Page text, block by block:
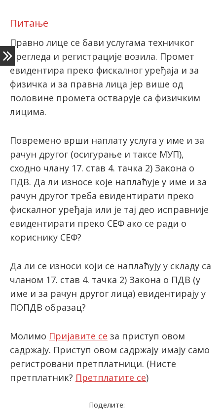
Питање
Правно лице се бави услугама техничког
прегледа и регистрације возила. Промет
евидентира преко фискалног уређаја и за
физичка и за правна лица јер више од
половине промета остварује са физичким
лицима.
Повремено врши наплату услуга у име и за
рачун другог (осигурање и таксе МУП),
сходно члану 17. став 4. тачка 2) Закона о
ПДВ. Да ли износе које наплаћује у име и за
рачун другог треба евидентирати преко
фискалног уређаја или је тај део исправније
евидентирати преко СЕФ ако се ради о
кориснику СЕФ?
Да ли се износи који се наплаћују у складу са
чланом 17. став 4. тачка 2) Закона о ПДВ (у
име и за рачун другог лица) евидентирају у
ПОПДВ образац?
Молимо Пријавите се за приступ овом
садржају. Приступ овом садржају имају само
регистровани претплатници. (Нисте
претплатник? Претплатите се)
Поделите: